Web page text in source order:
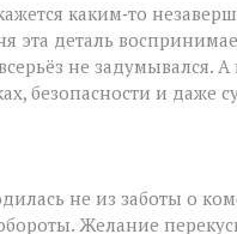
каким‑то
эта деталь
не задумывался.
безопасности и даже
не из заботы о
Желание